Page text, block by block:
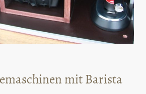
mit Barista